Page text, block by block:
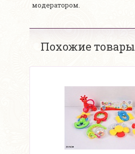
модератором.
Похожие товары